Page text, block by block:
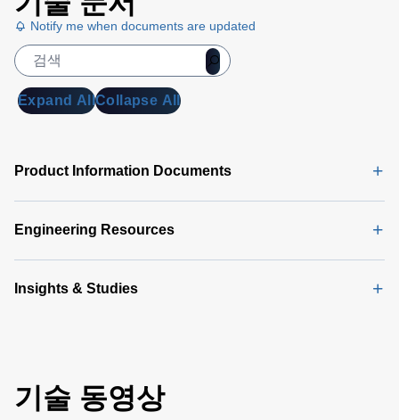
Notify me when documents are updated
Expand AllCollapse All
Product Information Documents
Engineering Resources
Insights & Studies
기술 동영상